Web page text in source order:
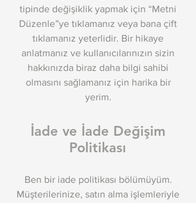
tipinde değişiklik yapmak için “Metni
Düzenle”ye tıklamanız veya bana çift
tıklamanız yeterlidir. Bir hikaye
anlatmanız ve kullanıcılarınızın sizin
hakkınızda biraz daha bilgi sahibi
olmasını sağlamanız için harika bir
yerim.
İade ve İade Değişim
Politikası
Ben bir iade politikası bölümüyüm.
Müşterilerinize, satın alma işlemleriyle